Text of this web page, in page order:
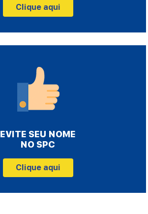
Clique aqui
EVITE SEU NOME
NO SPC
Clique aqui